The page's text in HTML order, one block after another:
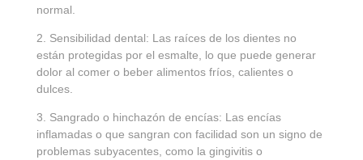
normal.
2. Sensibilidad dental: Las raíces de los dientes no
están protegidas por el esmalte, lo que puede generar
dolor al comer o beber alimentos fríos, calientes o
dulces.
3. Sangrado o hinchazón de encías: Las encías
inflamadas o que sangran con facilidad son un signo de
problemas subyacentes, como la gingivitis o